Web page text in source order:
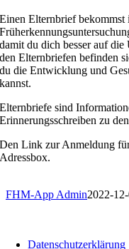
Einen Elternbrief bekommst
damit du dich besser auf
den Elternbriefen befinden
du die Entwicklung und
kannst.
Elternbriefe sind
Erinnerungsschreiben zu
Den Link zur Anmeldung
Adressbox.
FHM-App Admin2022-
Datenschutzerklärung